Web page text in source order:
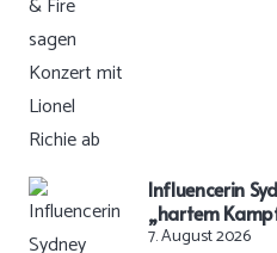
Influencerin
„hartem
7. August 2026